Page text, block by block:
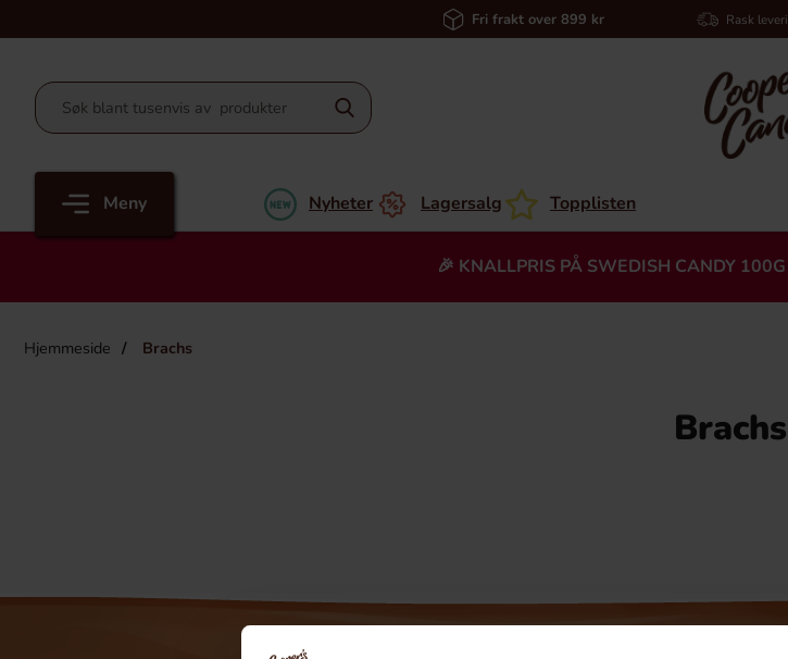
Fri frakt over 899 kr Rask
Meny Nyheter Lagersalg Topplisten
🎉 KNALLPRIS PÅ SWEDISH CANDY
Hjemmeside Brachs
Brachs